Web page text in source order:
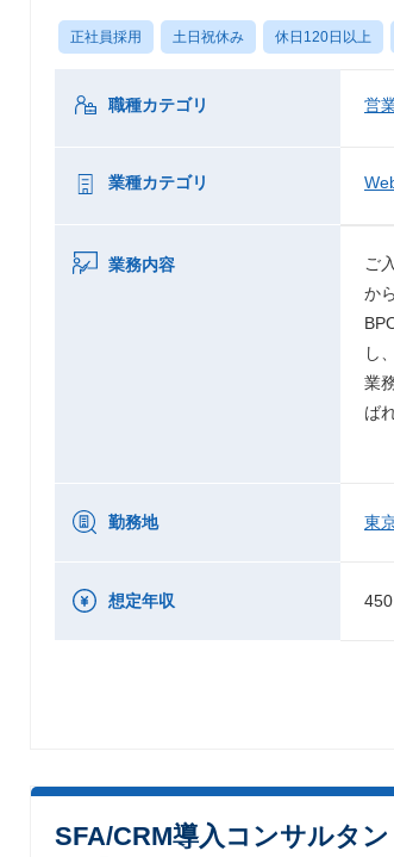
正社員採用 土日祝休み 休日120日以上
職種カテゴリ 営
業種カテゴリ
業務内容
ご
か
し
業
ば
勤務地 東
想定年収
SFA/CRM導入コンサルタ